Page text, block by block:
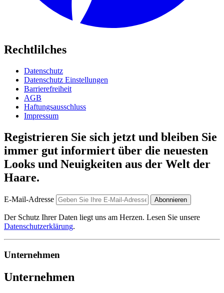
Rechtlilches
Datenschutz
Datenschutz Einstellungen
Barrierefreiheit
AGB
Haftungsausschluss
Impressum
Registrieren Sie sich jetzt und bleiben Sie
immer gut informiert über die neuesten
Looks und Neuigkeiten aus der Welt der
Haare.
E-Mail-Adresse Abonnieren
Der Schutz Ihrer Daten liegt uns am Herzen. Lesen Sie unsere
Datenschutzerklärung.
Unternehmen
Unternehmen